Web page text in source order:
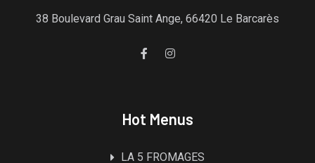
38 Boulevard Grau Saint Ange, 66420 Le Barcarès
Hot Menus
LA 5 FROMAGES